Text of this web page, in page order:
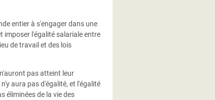
entier à s'engager dans une
imposer l'égalité salariale entre
de travail et des lois
pas atteint leur
aura pas d'égalité, et l'égalité
éliminées de la vie des